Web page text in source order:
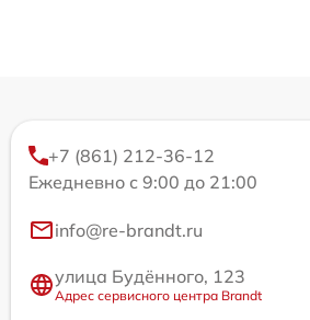
+7 (861) 212-36-12
Ежедневно с 9:00 до 21:00
info@re-brandt.ru
улица Будённого, 123
Адрес сервисного центра Brandt